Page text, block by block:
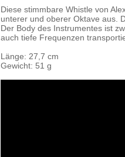
Diese stimmbare Whistle von
unterer und oberer Oktave aus.
Der Body des Instrumentes ist
auch tiefe Frequenzen
Länge: 27,7 cm
Gewicht: 51 g